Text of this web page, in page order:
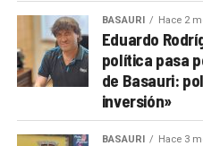
BASAURI Hace 2
Eduardo
política pasa
de Basauri:
inversión»
BASAURI Hace 3